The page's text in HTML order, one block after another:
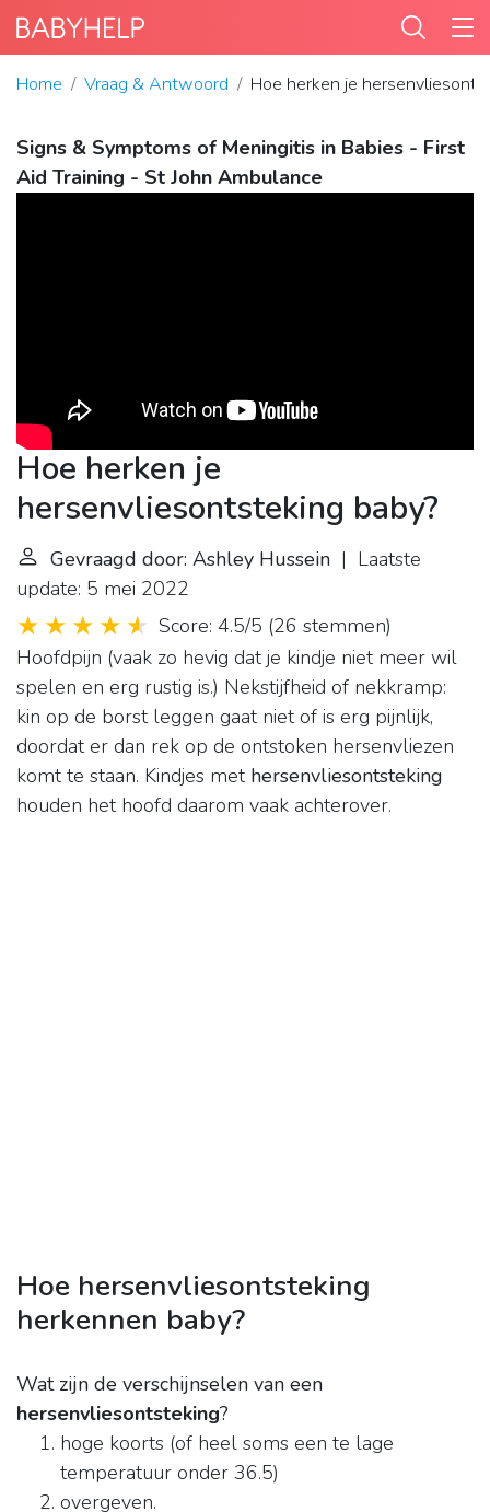
Home Vraag & Antwoord Hoe herken je
Signs & Symptoms of Meningitis in Babies - First
Aid Training - St John Ambulance
Hoe herken je
hersenvliesontsteking baby?
Gevraagd door: Ashley Hussein | Laatste
update: 5 mei 2022
Score: 4.5/5 (26 stemmen)
Hoofdpijn (vaak zo hevig dat je kindje niet meer wil
spelen en erg rustig is.) Nekstijfheid of nekkramp:
kin op de borst leggen gaat niet of is erg pijnlijk,
doordat er dan rek op de ontstoken hersenvliezen
komt te staan. Kindjes met hersenvliesontsteking
houden het hoofd daarom vaak achterover.
Hoe hersenvliesontsteking
herkennen baby?
Wat zijn de verschijnselen van een
hersenvliesontsteking?
hoge koorts (of heel soms een te lage
temperatuur onder 36.5)
overgeven.